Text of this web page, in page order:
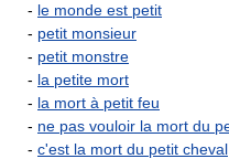
- le monde est petit
- petit monsieur
- petit monstre
- la petite mort
- la mort à petit feu
- ne pas vouloir la mort du
- c'est la mort du petit cheval